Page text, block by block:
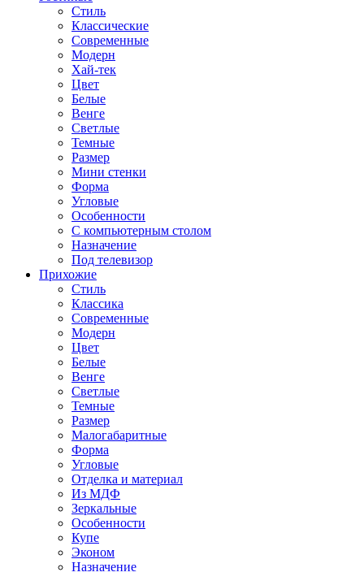
Стиль
Классические
Современные
Модерн
Хай-тек
Цвет
Белые
Венге
Светлые
Темные
Размер
Мини стенки
Форма
Угловые
Особенности
С компьютерным столом
Назначение
Под телевизор
Прихожие
Стиль
Классика
Современные
Модерн
Цвет
Белые
Венге
Светлые
Темные
Размер
Малогабаритные
Форма
Угловые
Отделка и материал
Из МДФ
Зеркальные
Особенности
Купе
Эконом
Назначение